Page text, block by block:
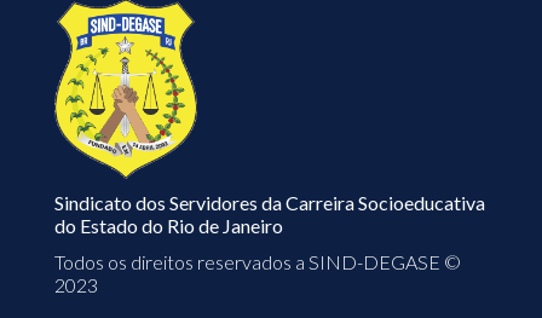
Sindicato dos Servidores da Carreira Socioeducativa
do Estado do Rio de Janeiro
Todos os direitos reservados a SIND-DEGASE ©
2023